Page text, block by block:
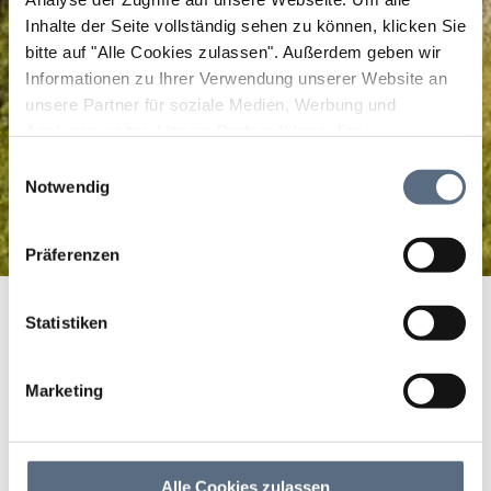
Inhalte der Seite vollständig sehen zu können, klicken Sie
bitte auf "Alle Cookies zulassen". Außerdem geben wir
Informationen zu Ihrer Verwendung unserer Website an
unsere Partner für soziale Medien, Werbung und
zusammen, die Sie ihnen bereitgestellt haben oder die
sie im Rahmen Ihrer Nutzung der Dienste gesammelt
Notwendig
Präferenzen
Statistiken
Marketing
Alle Cookies zulassen
Radrundtour Tölzer Land /
Rad, Radfahren